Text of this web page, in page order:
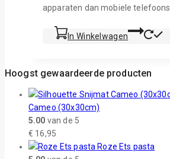
apparaten dan mobiele telefoons.
In Winkelwagen
Hoogst gewaardeerde producten
Cameo (30x30cm)
5.00 van de 5
€ 16,95
Roze Ets pasta